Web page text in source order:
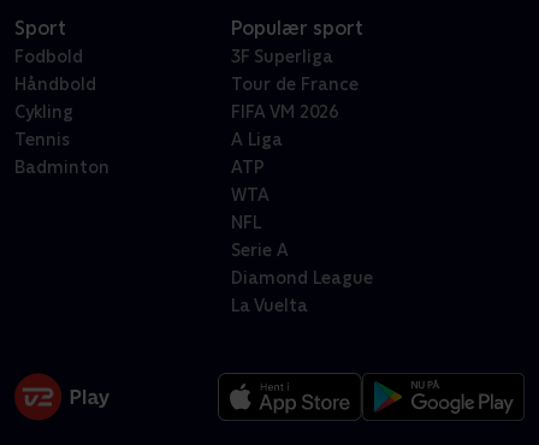
Sport
Fodbold
Håndbold
Cykling
Tennis
Badminton
Populær sport
3F Superliga
Tour de France
FIFA VM 2026
A Liga
ATP
WTA
NFL
Serie A
Diamond League
La Vuelta